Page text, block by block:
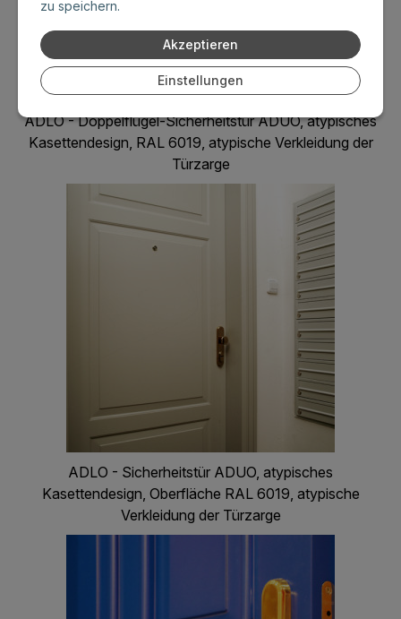
zu speichern.
Akzeptieren
Einstellungen
ADLO - Doppelflügel-Sicherheitstür ADUO, atypisches
Kasettendesign, RAL 6019, atypische Verkleidung der
Türzarge
ADLO - Sicherheitstür ADUO, atypisches
Kasettendesign, Oberfläche RAL 6019, atypische
Verkleidung der Türzarge